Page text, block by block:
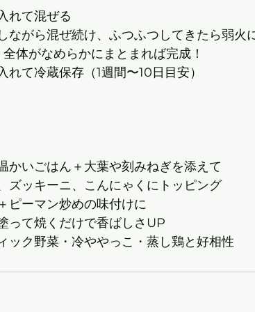
入れて混ぜる
しながら混ぜ続け、ふつふつしてきたら弱火
全体がなめらかにまとまれば完成！
入れて冷蔵保存（1週間〜10日目安）
温かいごはん＋大葉や刻みねぎを添えて
、ズッキーニ、こんにゃくにトッピング
＋ピーマン炒めの味付けに
塗って焼くだけで香ばしさUP
ィック野菜・冷ややっこ・蒸し鶏と好相性